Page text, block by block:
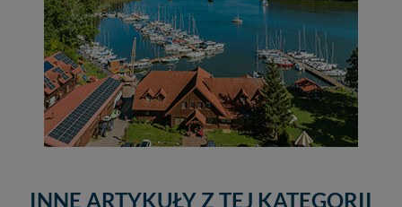
INNE ARTYKUŁY Z TEJ KATEGORII